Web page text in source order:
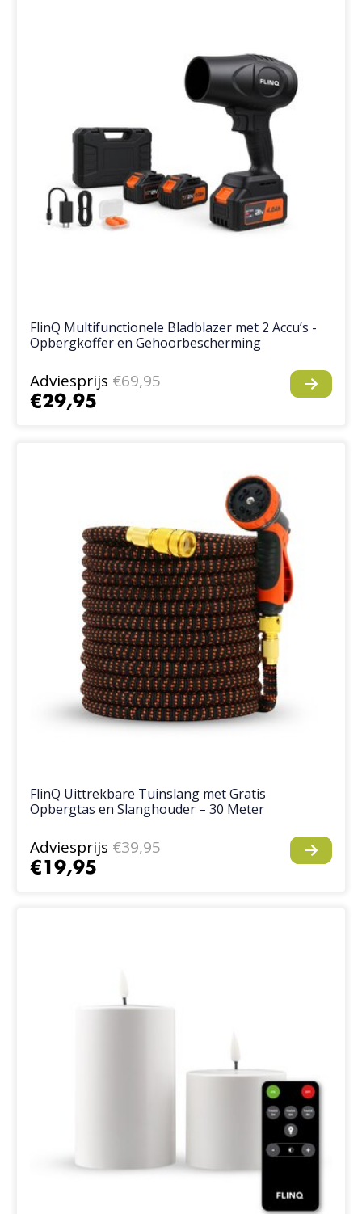
FlinQ Multifunctionele Bladblazer met 2 Accu’s -
Opbergkoffer en Gehoorbescherming
Adviesprijs €69,95
€29,95
FlinQ Uittrekbare Tuinslang met Gratis
Opbergtas en Slanghouder – 30 Meter
Adviesprijs €39,95
€19,95